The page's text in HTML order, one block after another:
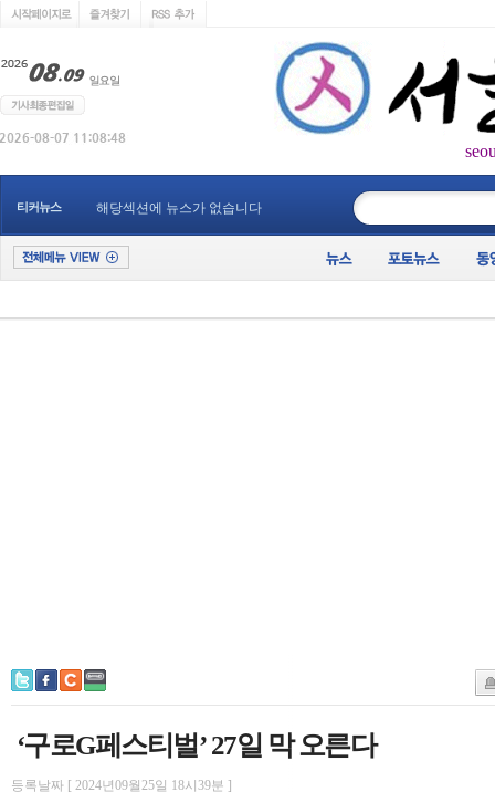
티커뉴스 해당섹션에 뉴스가 없습니다
‘구로G페스티벌’ 27일 막 오른다
등록날짜 [ 2024년09월25일 18시39분 ]